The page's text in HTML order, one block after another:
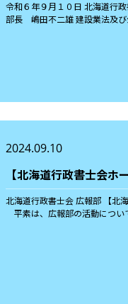
令和６年９月１０日 北海道行
部長 嶋田不二雄 建設業法及び
2024.09.10
【北海道行政書士会ホ
北海道行政書士会 広報部 【北
平素は、広報部の活動につい